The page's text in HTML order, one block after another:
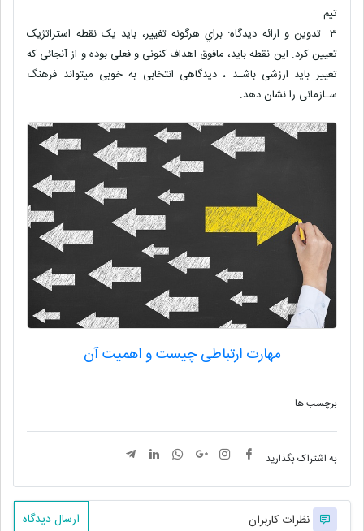
تیم
3. تدوین و ارائه دیدگاه: براي هرگونه تغییر، باید یک نقطه استراتژیک
تعیین کرد. این نقطه باید، مافوق اهداف کنونی و فعلی بوده و از آنجائی که
تغییر باید ارزشی باشـد ، دیدگاهی انتخابی به خوبی میتواند فرهنگ
سـازمانی را نشان دهد.
مهارت ارتباطی چیست و اهمیت آن
برچسب ها
به اشتراک بگذارید
نظرات کاربران ارسال دیدگاه